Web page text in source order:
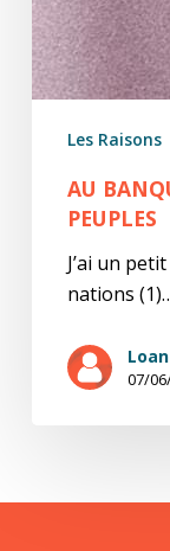
Les Raisons
AU
PEUPLES
J’ai un
nations
07/